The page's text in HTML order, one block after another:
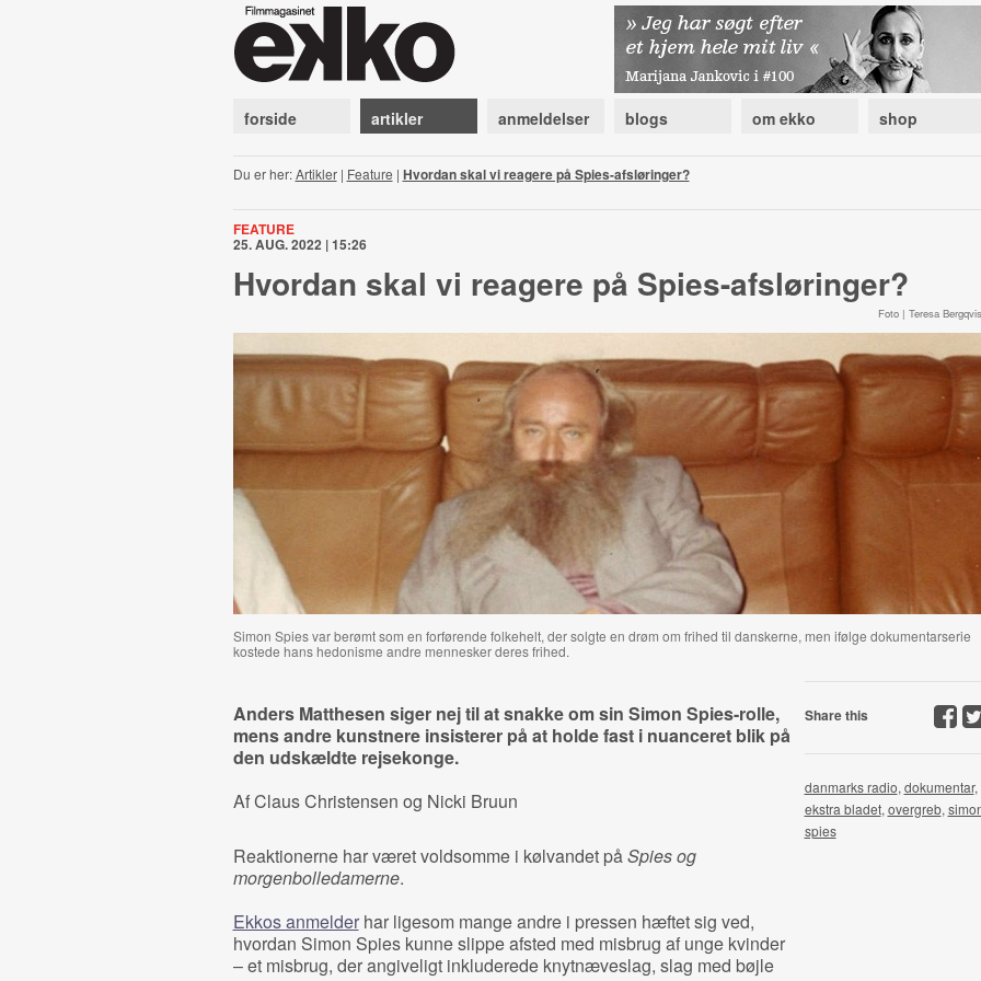
forside artikler anmeldelser blogs om ekko shop
Du er her:Artikler| Feature | Hvordan skal vi reagere på Spies-afsløringer?
FEATURE
25. AUG. 2022 | 15:26
Hvordan skal vi reagere på Spies-afsløringer?
Foto | Teresa
Simon Spies var berømt som en forførende folkehelt, der solgte en drøm om frihed til danskerne, men ifølge dokumentarserie
kostede hans hedonisme andre mennesker deres frihed.
Anders Matthesen siger nej til at snakke om sin Simon Spies-rolle,
mens andre kunstnere insisterer på at holde fast i nuanceret blik på
den udskældte rejsekonge.
Af Claus Christensen og Nicki Bruun
Reaktionerne har været voldsomme i kølvandet påSpies og
morgenbolledamerne.
Ekkos anmelderhar ligesom mange andre i pressen hæftet sig ved,
hvordan Simon Spies kunne slippe afsted med misbrug af unge kvinder
– et misbrug, der angiveligt inkluderede knytnæveslag, slag med bøjle
Share this
danmarks radio, dokumentar,
ekstra bladet, overgreb,
spies